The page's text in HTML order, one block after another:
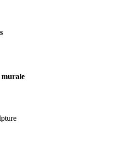
murale